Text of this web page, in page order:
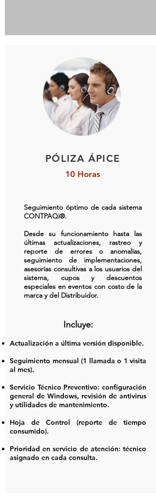
PÓLIZA ÁPICE
10 Horas
Seguimiento óptimo de cada sistema
CONTPAQi®.
Desde su funcionamiento hasta las
últimas actualizaciones, rastreo y
reporte de errores o anomalías,
seguimiento de implementaciones,
asesorías consultivas a los usuarios del
sistema, cupos y descuentos
especiales en eventos con costo de la
marca y del Distribuidor.
Incluye:
Actualización a última versión disponible.
Seguimiento mensual (1 llamada o 1 visita
al mes).
Servicio Técnico Preventivo: configuración
general de Windows, revisión de antivirus
y utilidades de mantenimiento.
Hoja de Control (reporte de tiempo
consumido).
Prioridad en servicio de atención: técnico
asignado en cada consulta.